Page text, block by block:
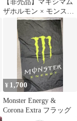
【非売品】マキシマム
ザホルモン × モンスタ
ーエナジー ステッカー
5枚セット
¥ 1,700
Monster Energy &
Corona Extra フラッグ